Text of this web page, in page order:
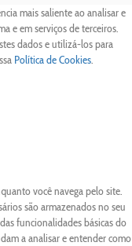
mais saliente ao analisar e
e em serviços de terceiros.
dados e utilizá-los para
Política de Cookies.
você navega pelo site.
são armazenados no seu
funcionalidades básicas do
a analisar e entender como